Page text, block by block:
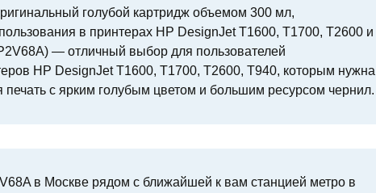
голубой картридж объемом 300 мл,
в принтерах HP DesignJet T1600, T1700, T2600 и
— отличный выбор для пользователей
HP DesignJet T1600, T1700, T2600, T940, которым нужна
печать с ярким голубым цветом и большим ресурсом чернил.
в Москве рядом с ближайшей к вам станцией метро в